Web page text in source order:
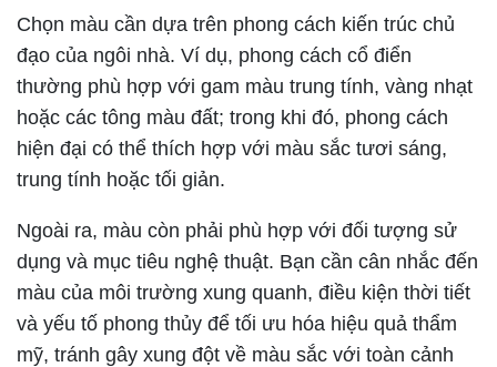
Chọn màu cần dựa trên phong cách kiến trúc chủ
đạo của ngôi nhà. Ví dụ, phong cách cổ điển
thường phù hợp với gam màu trung tính, vàng nhạt
hoặc các tông màu đất; trong khi đó, phong cách
hiện đại có thể thích hợp với màu sắc tươi sáng,
trung tính hoặc tối giản.
Ngoài ra, màu còn phải phù hợp với đối tượng sử
dụng và mục tiêu nghệ thuật. Bạn cần cân nhắc đến
màu của môi trường xung quanh, điều kiện thời tiết
và yếu tố phong thủy để tối ưu hóa hiệu quả thẩm
mỹ, tránh gây xung đột về màu sắc với toàn cảnh